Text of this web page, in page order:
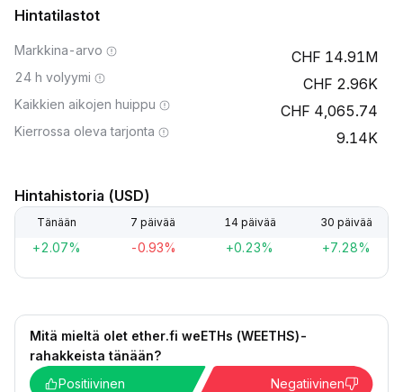
Hintatilastot
Markkina-arvo 14.91M
24 h volyymi 2.96K
Kaikkien aikojen huippu 4,065.74
Kierrossa oleva tarjonta 9.14K
Hintahistoria (USD)
Tänään 7 päivää 14 päivää 30 päivää
+2.07% -0.93% +0.23% +7.28%
Mitä mieltä olet ether.fi weETHs (WEETHS)-
rahakkeista tänään?
Positiivinen
Negatiivinen